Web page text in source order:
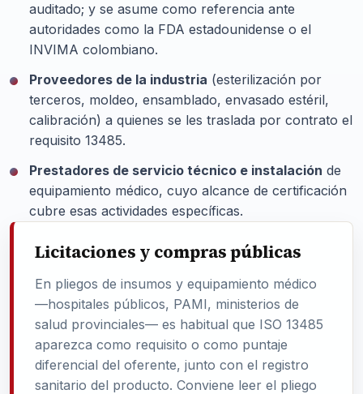
auditado; y se asume como referencia ante
autoridades como la FDA estadounidense o el
INVIMA colombiano.
Proveedores de la industria (esterilización por
terceros, moldeo, ensamblado, envasado estéril,
calibración) a quienes se les traslada por contrato el
requisito 13485.
Prestadores de servicio técnico e instalación de
equipamiento médico, cuyo alcance de certificación
cubre esas actividades específicas.
Licitaciones y compras públicas
En pliegos de insumos y equipamiento médico
—hospitales públicos, PAMI, ministerios de
salud provinciales— es habitual que ISO 13485
aparezca como requisito o como puntaje
diferencial del oferente, junto con el registro
sanitario del producto. Conviene leer el pliego